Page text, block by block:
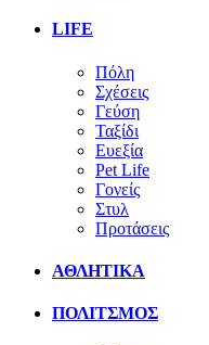
LIFE
Πόλη
Σχέσεις
Γεύση
Ταξίδι
Ευεξία
Pet Life
Γονείς
Στυλ
Προτάσεις
ΑΘΛΗΤΙΚΑ
ΠΟΛΙΤΣΜΟΣ